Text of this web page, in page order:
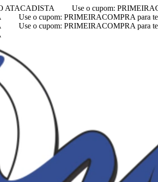
ATACADISTA Use o cupom:
Use o cupom: PRIMEIRACOMPRA para
Use o cupom: PRIMEIRACOMPRA para